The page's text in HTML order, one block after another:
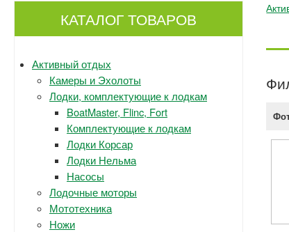
КАТАЛОГ ТОВАРОВ
Активный отдых
Камеры и Эхолоты
Лодки, комплектующие к лодкам
BoatMaster, Flinc, Fort
Комплектующие к лодкам
Лодки Корсар
Лодки Нельма
Насосы
Лодочные моторы
Мототехника
Ножи